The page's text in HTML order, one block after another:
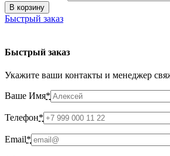
В корзину
Быстрый заказ
Быстрый заказ
Укажите ваши контакты и менеджер
Ваше Имя*
Телефон*
Email*